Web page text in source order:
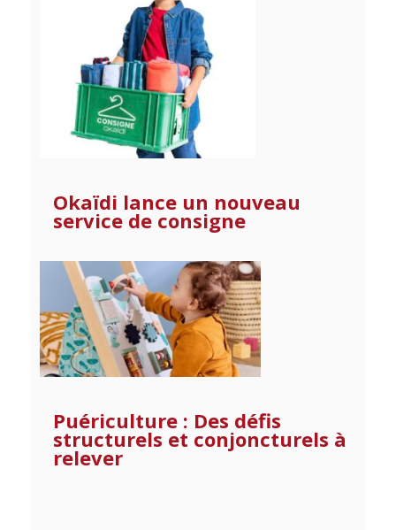
Okaïdi lance un nouveau
service de consigne
Puériculture : Des défis
structurels et conjoncturels à
relever